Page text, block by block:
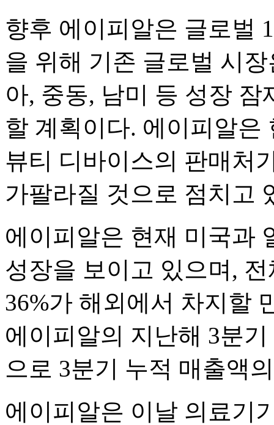
향후 에이피알은 글로벌
을 위해 기존 글로벌 시
아, 중동, 남미 등 성장
할 계획이다. 에이피알은
뷰티 디바이스의 판매처
가팔라질 것으로 점치고
에이피알은 현재 미국과
성장을 보이고 있으며,
36%가 해외에서 차지할
에이피알의 지난해 3분
으로 3분기 누적 매출액
에이피알은 이날 의료기